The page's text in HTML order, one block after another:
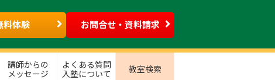
料体験 お問合せ・資料請求
講師からの
メッセージ
よくある質問
入塾について
教室検索